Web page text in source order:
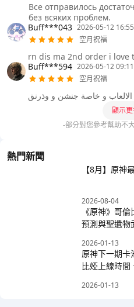
Все отправилось
без всяких проблем.
Buff***043 2026-05-12
空月祝福
rn dis ma 2nd order i love
Buff***594 2026-05-12
空月祝福
و خاصة جنشن و وذرنق
顯示更
-部分對您參考幫助不
熱門新聞
【8月】原神
2026-08-04
《原神》哥
預測與聖遺物
2026-01-13
原神下一期卡
比婭上線時
2026-01-13